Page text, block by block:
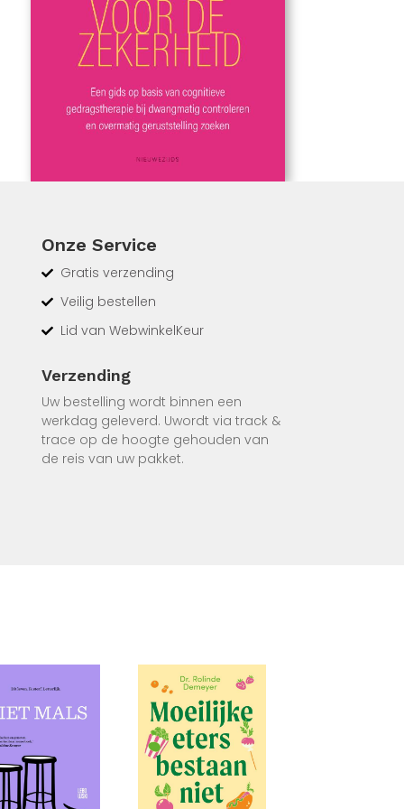
–
te
Onze Service
Gratis verzending
Veilig bestellen
Lid van WebwinkelKeur
Verzending
Uw bestelling wordt binnen een
werkdag geleverd. Uwordt via track &
trace op de hoogte gehouden van
de reis van uw pakket.